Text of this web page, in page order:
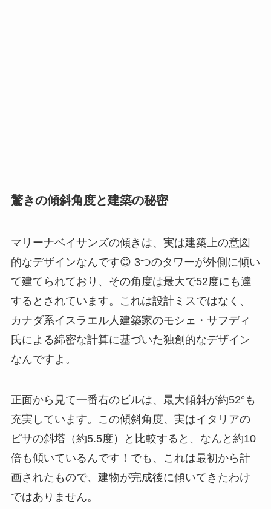
驚きの傾斜角度と建築の秘密
マリーナベイサンズの傾きは、実は建築上の意図
的なデザインなんです😊 3つのタワーが外側に傾い
て建てられており、その角度は最大で52度にも達
するとされています。これは設計ミスではなく、
カナダ系イスラエル人建築家のモシェ・サフディ
氏による綿密な計算に基づいた独創的なデザイン
なんですよ。
正面から見て一番右のビルは、最大傾斜が約52°も
充実しています。この傾斜角度、実はイタリアの
ピサの斜塔（約5.5度）と比較すると、なんと約10
倍も傾いているんです！でも、これは最初から計
画されたもので、建物が完成後に傾いてきたわけ
ではありません。